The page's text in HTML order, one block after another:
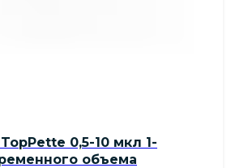
0,5-10 мкл 1-
объема